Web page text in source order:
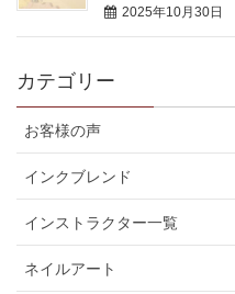
2025年10月30日
カテゴリー
お客様の声
インクブレンド
インストラクター一覧
ネイルアート